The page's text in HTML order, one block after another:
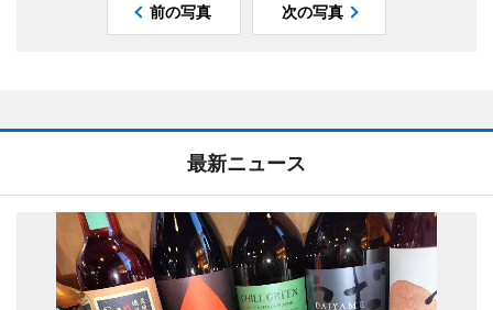
前の写真 次の写真
最新ニュース